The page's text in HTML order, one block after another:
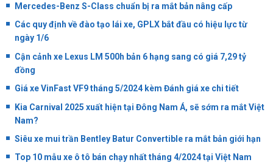
Mercedes-Benz S-Class chuẩn bị ra mắt bản nâng cấp
Các quy định về đào tạo lái xe, GPLX bắt đầu có hiệu lực từ
ngày 1/6
Cận cảnh xe Lexus LM 500h bản 6 hạng sang có giá 7,29 tỷ
đồng
Giá xe VinFast VF9 tháng 5/2024 kèm Đánh giá xe chi tiết
Kia Carnival 2025 xuất hiện tại Đông Nam Á, sẽ sớm ra mắt Việt
Nam?
Siêu xe mui trần Bentley Batur Convertible ra mắt bản giới hạn
Top 10 mẫu xe ô tô bán chạy nhất tháng 4/2024 tại Việt Nam